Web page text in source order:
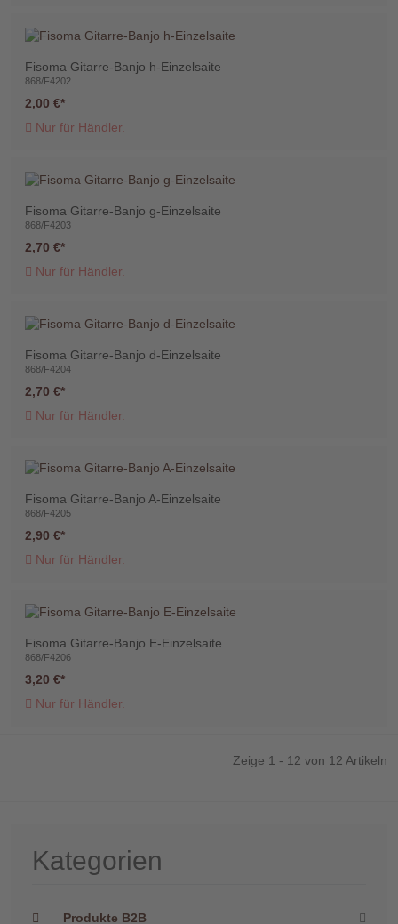
Kategorien
Produkte B2B
Fisoma Gitarre-Banjo h-Einzelsaite
868/F4202
2,00 €
Nur für Händler.
Fisoma Gitarre-Banjo g-Einzelsaite
868/F4203
2,70 €
Nur für Händler.
Fisoma Gitarre-Banjo d-Einzelsaite
868/F4204
2,70 €
Nur für Händler.
Fisoma Gitarre-Banjo A-Einzelsaite
868/F4205
2,90 €
Nur für Händler.
Fisoma Gitarre-Banjo E-Einzelsaite
868/F4206
3,20 €
Nur für Händler.
Zeige 1 - 12 von 12 Artikeln